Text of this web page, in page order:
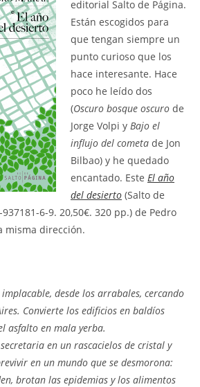
editorial Salto de Página.
Están escogidos para
que tengan siempre un
punto curioso que los
hace interesante. Hace
poco he leído dos
(Oscuro bosque oscuro de
Jorge Volpi y Bajo el
influjo del cometa de Jon
Bilbao) y he quedado
encantado. Este El año
del desierto (Salto de
6-9. 20,50€. 320 pp.) de Pedro
misma dirección.
desde los arrabales, cercando
Convierte los edificios en baldíos
asfalto en mala yerba.
en un rascacielos de cristal y
en un mundo que se desmorona:
brotan las epidemias y los alimentos